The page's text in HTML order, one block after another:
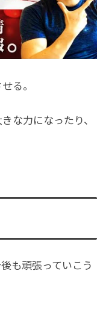
る。
な力になったり、
も頑張っていこう